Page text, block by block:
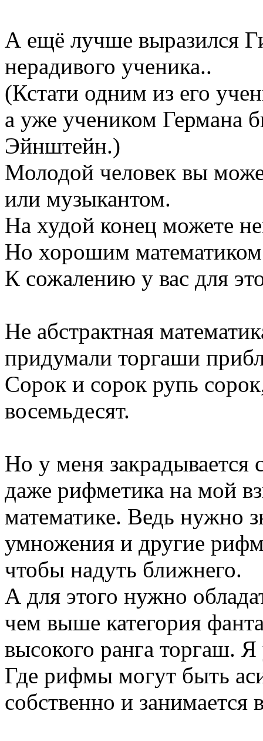
А ещё лучше выразился
нерадивого ученика..
(Кстати одним из его
а уже учеником Германа
Эйнштейн.)
Молодой человек вы
или музыкантом.
На худой конец можете
Но хорошим
К сожалению у вас для
Не абстрактная
придумали торгаши
Сорок и сорок рупь
восемьдесят.
Но у меня закрадывается
даже рифметика на мой
математике. Ведь нужно
умножения и другие
чтобы надуть ближнего.
А для этого нужно
чем выше категория
высокого ранга торгаш.
Где рифмы могут быть
собственно и занимается